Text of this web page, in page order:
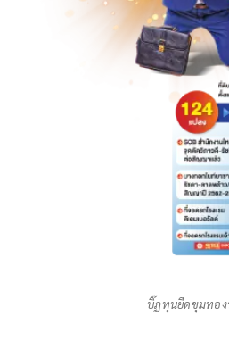
บิ๊ฏทุนยึดขุมทอ